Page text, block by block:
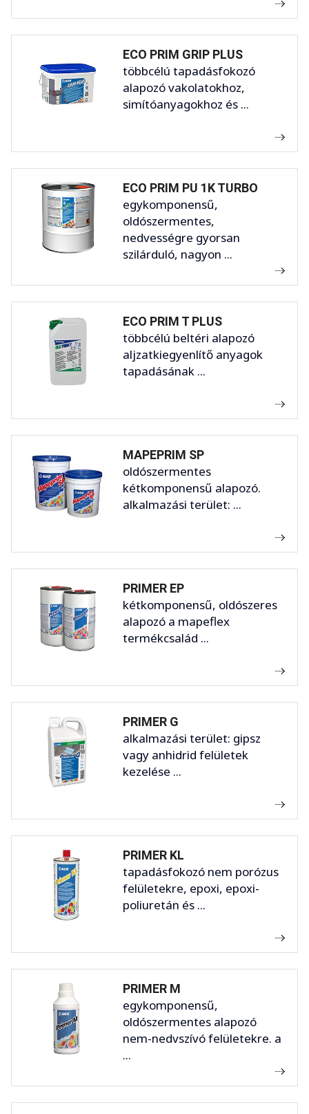
ECO PRIM GRIP PLUS
többcélú tapadásfokozó
alapozó vakolatokhoz,
simítóanyagokhoz és ...
ECO PRIM PU 1K TURBO
egykomponensű,
oldószermentes,
nedvességre gyorsan
szilárduló, nagyon ...
ECO PRIM T PLUS
többcélú beltéri alapozó
aljzatkiegyenlítő anyagok
tapadásának ...
MAPEPRIM SP
oldószermentes
kétkomponensű alapozó.
alkalmazási terület: ...
PRIMER EP
kétkomponensű, oldószeres
alapozó a mapeflex
termékcsalád ...
PRIMER G
alkalmazási terület: gipsz
vagy anhidrid felületek
kezelése ...
PRIMER KL
tapadásfokozó nem porózus
felületekre, epoxi, epoxi-
poliuretán és ...
PRIMER M
egykomponensű,
oldószermentes alapozó
nem-nedvszívó felületekre. a
...